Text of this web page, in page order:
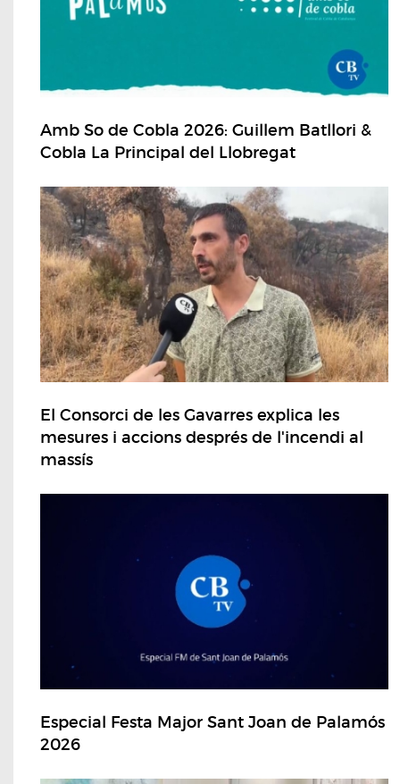
Amb So de Cobla 2026: Guillem Batllori &
Cobla La Principal del Llobregat
El Consorci de les Gavarres explica les
mesures i accions després de l'incendi al
massís
Especial Festa Major Sant Joan de Palamós
2026